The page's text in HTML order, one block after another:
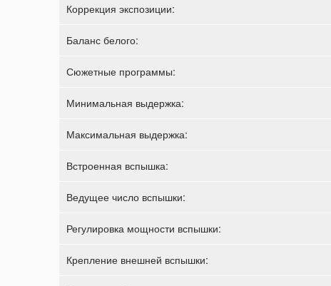
Коррекция экспозиции:
Баланс белого:
Сюжетные программы:
Минимальная выдержка:
Максимальная выдержка:
Встроенная вспышка:
Ведущее число вспышки:
Регулировка мощности вспышки:
Крепление внешней вспышки: